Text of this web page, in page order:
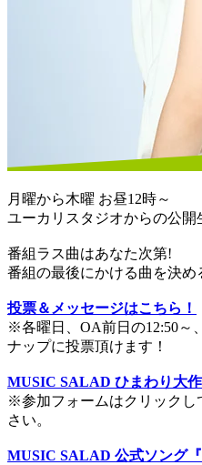
月曜から木曜 お昼12時～
ユーカリスタジオからの公開
番組ラス曲はあなた次第!
番組の最後にかける曲を決め
投票＆メッセージはこちら！
※各曜日、OA前日の12:50～
ナップに投票頂けます！
MUSIC SALAD ひまわり大
※参加フォームはクリックし
さい。
MUSIC SALAD 公式ソング